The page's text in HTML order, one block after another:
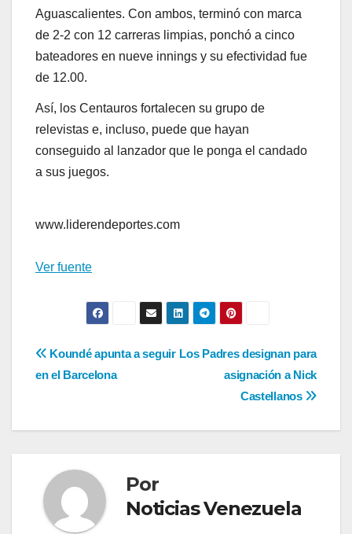
Aguascalientes. Con ambos, terminó con marca
de 2-2 con 12 carreras limpias, ponchó a cinco
bateadores en nueve innings y su efectividad fue
de 12.00.
Así, los Centauros fortalecen su grupo de
relevistas e, incluso, puede que hayan
conseguido al lanzador que le ponga el candado
a sus juegos.
www.liderendeportes.com
Ver fuente
Navegación
entradas
Los Padres designan para
asignación a Nick
Castellanos
Koundé apunta a seguir
en el Barcelona
Por
Noticias Venezuela